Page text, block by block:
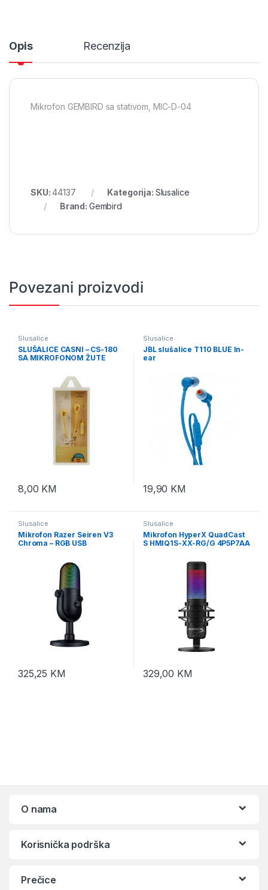
Opis Recenzija
Mikrofon GEMBIRD sa stativom, MIC-D-04
SKU:44137 Kategorija: Slusalice
Brand: Gembird
Povezani proizvodi
Slusalice
SLUŠALICE CASNI – CS-180
SA MIKROFONOM ŽUTE
8,00 KM
Slusalice
JBL slušalice T110 BLUE In-
ear
19,90 KM
Slusalice
Mikrofon Razer Seiren V3
Chroma – RGB USB
05060100-R3M1
325,25 KM
Slusalice
Mikrofon HyperX QuadCast
S HMIQ1S-XX-RG/G 4P5P7AA
329,00 KM
O nama
Korisnička podrška
Prečice